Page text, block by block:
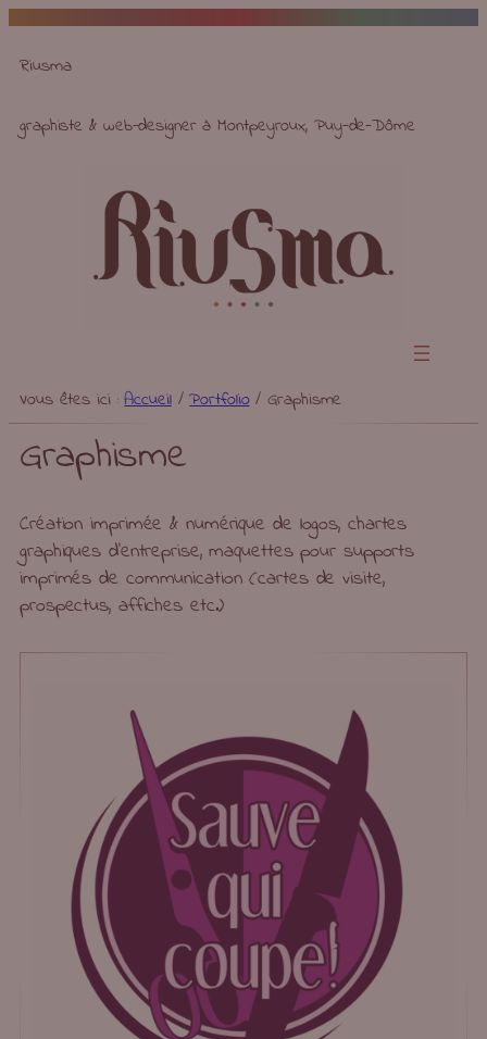
Aller
contenu
Riusma
graphiste & web-designer à Montpeyroux, Puy-de-Dôme
Vous êtes ici :Accueil/Portfolio/Graphisme
Graphisme
Création imprimée & numérique de logos, chartes
graphiques d’entreprise, maquettes pour supports
imprimés de communication (cartes de visite,
prospectus, affiches etc.)